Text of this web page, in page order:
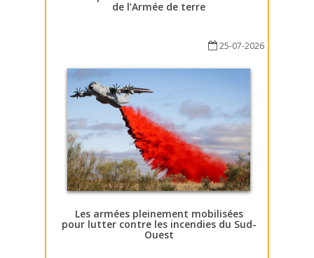
de l’Armée de terre
25-07-2026
Les armées pleinement mobilisées
pour lutter contre les incendies du Sud-
Ouest